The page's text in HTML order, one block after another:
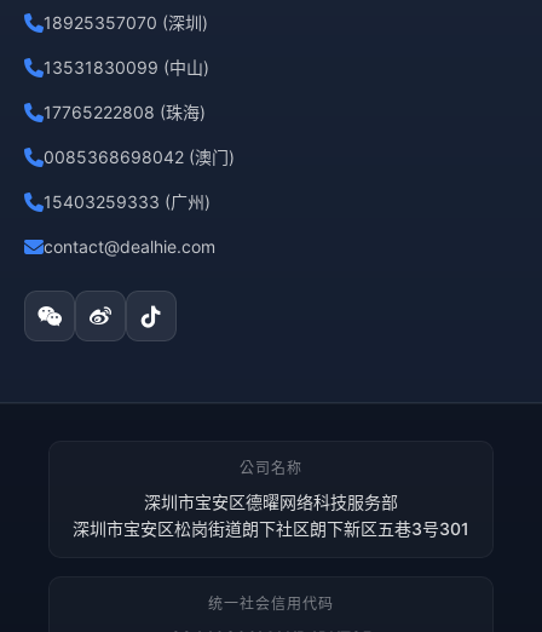
18925357070 (深圳)
13531830099 (中山)
17765222808 (珠海)
0085368698042 (澳门)
15403259333 (广州)
contact@dealhie.com
公司名称
深圳市宝安区德曜网络科技服务部
深圳市宝安区松岗街道朗下社区朗下新区五巷3号301
统一社会信用代码